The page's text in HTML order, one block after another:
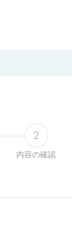
2
内容の確認